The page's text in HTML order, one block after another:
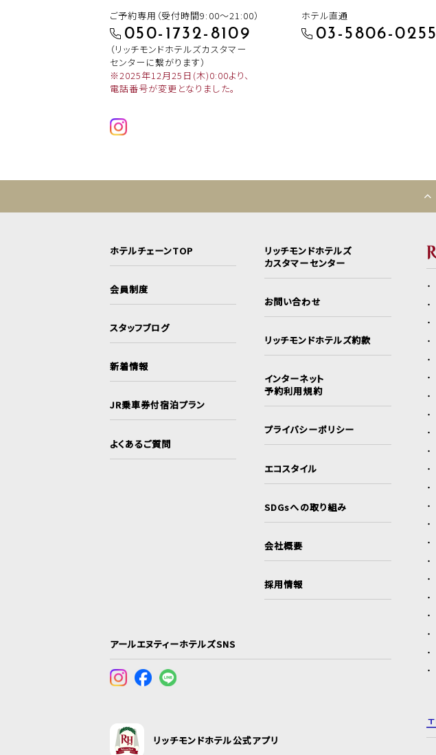
ご予約専用（受付時間9:00～21:00）
050-1732-8109
（リッチモンドホテルズカスタマー
センターに繋がります）
※2025年12月25日(木)0:00より、
電話番号が変更となりました。
ホテル直通
03-5806-0255
ホテルチェーンTOP
会員制度
スタッフブログ
新着情報
JR乗車券付宿泊プラン
よくあるご質問
リッチモンドホテルズ
カスタマーセンター
お問い合わせ
リッチモンドホテルズ約款
インターネット
予約利用規約
プライバシーポリシー
エコスタイル
SDGsへの取り組み
会社概要
採用情報
アールエヌティーホテルズSNS
リッチモンドホテル公式アプリ